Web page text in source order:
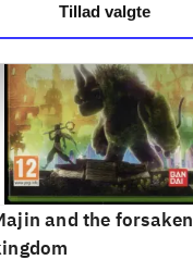
Tillad valgte
and the forsaken